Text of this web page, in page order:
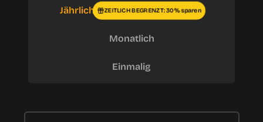
Jährlich ZEITLICH BEGRENZT: 30% sparen
Monatlich
Einmalig